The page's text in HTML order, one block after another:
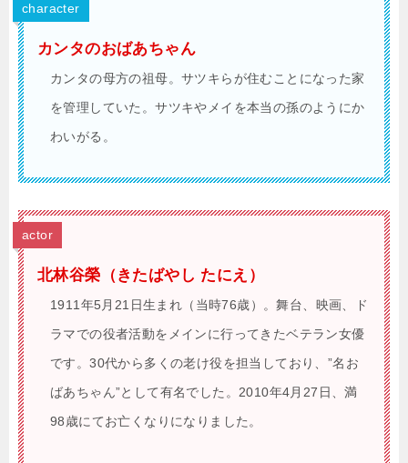
character
カンタのおばあちゃん
カンタの母方の祖母。サツキらが住むことになった家
を管理していた。サツキやメイを本当の孫のようにか
わいがる。
actor
北林谷榮（きたばやし たにえ）
1911年5月21日生まれ（当時76歳）。舞台、映画、ド
ラマでの役者活動をメインに行ってきたベテラン女優
です。30代から多くの老け役を担当しており、”名お
ばあちゃん”として有名でした。2010年4月27日、満
98歳にてお亡くなりになりました。